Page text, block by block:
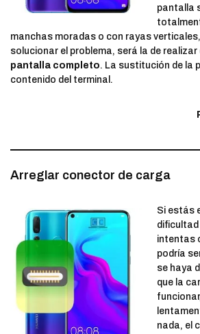
pantalla
manchas moradas o con rayas
solucionar el problema, será la de realizar
pantalla completo. La sustitución de la
contenido del terminal.
Arreglar conector de carga
Si estás
dificultad
intentas
podría
se haya
que la
nada, el